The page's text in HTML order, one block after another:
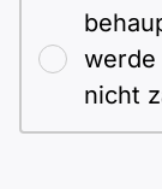
werde
nicht